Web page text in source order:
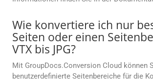
Wie konvertiere ich nur
Seiten oder einen
VTX bis JPG?
Mit GroupDocs.Conversion Cloud können
benutzerdefinierte Seitenbereiche für die